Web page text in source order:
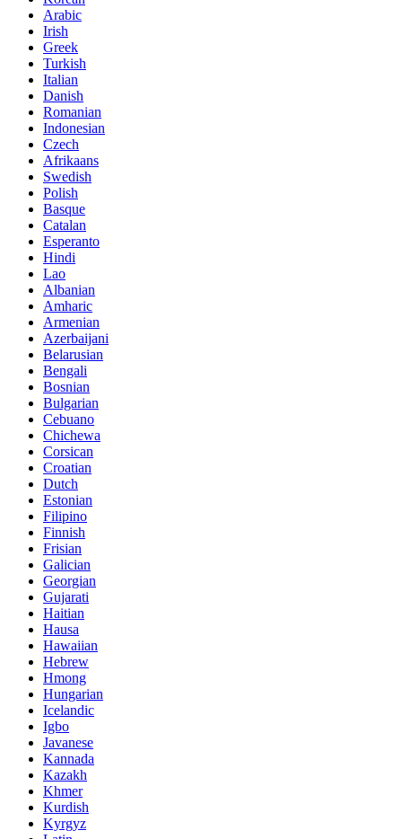
Arabic
Irish
Greek
Turkish
Italian
Danish
Romanian
Indonesian
Czech
Afrikaans
Swedish
Polish
Basque
Catalan
Esperanto
Hindi
Lao
Albanian
Amharic
Armenian
Azerbaijani
Belarusian
Bengali
Bosnian
Bulgarian
Cebuano
Chichewa
Corsican
Croatian
Dutch
Estonian
Filipino
Finnish
Frisian
Galician
Georgian
Gujarati
Haitian
Hausa
Hawaiian
Hebrew
Hmong
Hungarian
Icelandic
Igbo
Javanese
Kannada
Kazakh
Khmer
Kurdish
Kyrgyz